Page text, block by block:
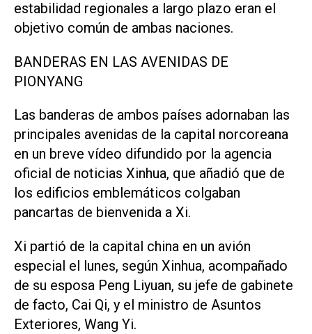
estabilidad ⁠regionales a largo plazo eran el
objetivo común de ambas naciones.
BANDERAS EN LAS AVENIDAS DE
PIONYANG
Las banderas de ambos países adornaban las
principales avenidas de la capital norcoreana
en un breve vídeo difundido por la agencia
oficial de noticias Xinhua, que añadió que de
los edificios emblemáticos colgaban
pancartas de bienvenida a Xi.
Xi partió de la capital china en un avión
especial el lunes, según Xinhua, acompañado
de ‌su esposa Peng Liyuan, su jefe de gabinete
de facto, Cai Qi, y el ministro de Asuntos
Exteriores, Wang Yi.